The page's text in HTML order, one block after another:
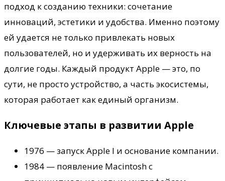
подход к созданию техники: сочетание
инноваций, эстетики и удобства. Именно поэтому
ей удается не только привлекать новых
пользователей, но и удерживать их верность на
долгие годы. Каждый продукт Apple — это, по
сути, не просто устройство, а часть экосистемы,
которая работает как единый организм.
Ключевые этапы в развитии Apple
1976 — запуск Apple I и основание компании.
1984 — появление Macintosh с